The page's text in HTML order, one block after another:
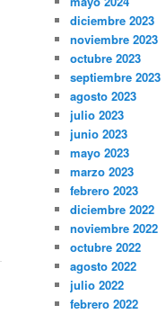
diciembre 2023
noviembre 2023
octubre 2023
septiembre 2023
agosto 2023
julio 2023
junio 2023
mayo 2023
marzo 2023
febrero 2023
diciembre 2022
noviembre 2022
octubre 2022
agosto 2022
julio 2022
febrero 2022